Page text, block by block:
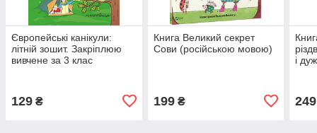
Європейські канікули:
літній зошит. Закріплюю
вивчене за 3 клас
129 ₴
Книга Великий секрет
Сови (російською мовою)
199₴
і
249